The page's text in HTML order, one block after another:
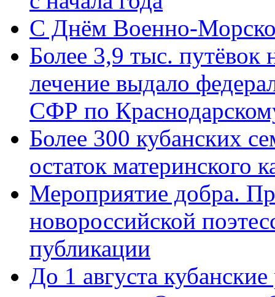
C Днём Военно-
Более 3,9 тыс. путёвок
лечение выдало
СФР по
Более 300 кубанских
остаток материнского
Мероприятие добра.
новороссийской
публикации
До 1 августа